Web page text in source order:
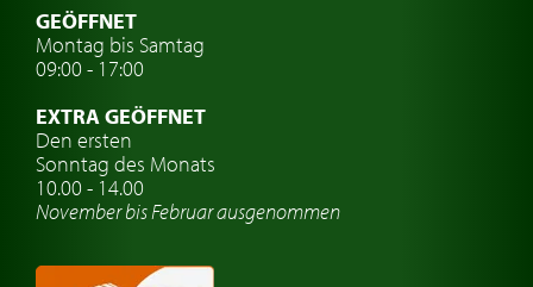
Oldtimer mit h-kennzeichen
Auto Oldtimer Markt
Oldtimer-Versicherung
Oldtimer-Clubs
Oldtimer-Reisen
GEÖFFNET
Montag bis Samtag
09:00 - 17:00
EXTRA GEÖFFNET
Den ersten
Sonntag des Monats
10.00 - 14.00
November bis Februar ausgenommen